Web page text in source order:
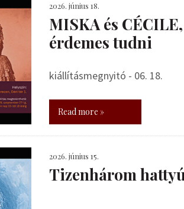
2026. június 18.
MISKA és
érdemes tudni
kiállításmegnyitó - 06. 18.
Read more »
2026. június 15.
Tizenhárom